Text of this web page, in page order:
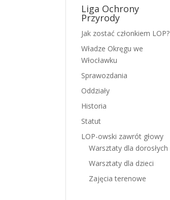
Liga Ochrony
Przyrody
Jak zostać członkiem LOP?
Władze Okręgu we
Włocławku
Sprawozdania
Oddziały
Historia
Statut
LOP-owski zawrót głowy
Warsztaty dla dorosłych
Warsztaty dla dzieci
Zajęcia terenowe